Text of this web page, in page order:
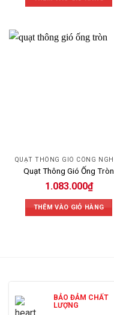
Quạt Thông Gió Ống Tròn
1.083.000₫
THÊM VÀO GIỎ HÀNG
BẢO ĐẢM CHẤT
LƯỢNG